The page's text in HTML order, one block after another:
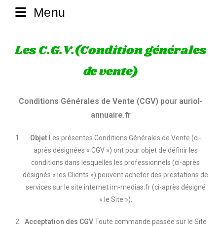
Menu
Les C.G.V.(Condition générales
de vente)
Conditions Générales de Vente (CGV) pour auriol-
annuaire.fr
Objet Les présentes Conditions Générales de Vente (ci-
après désignées « CGV ») ont pour objet de définir les
conditions dans lesquelles les professionnels (ci-après
désignés « les Clients ») peuvent acheter des prestations de
services sur le site internet im-medias.fr (ci-après désigné
« le Site »).
Acceptation des CGVToute commande passée sur le Site